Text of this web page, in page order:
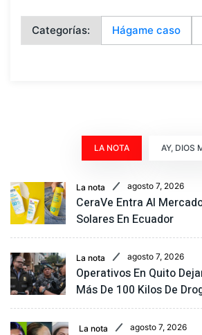
Categorías: Hágame caso
LA NOTA AY, DIOS
La nota agosto 7, 2026
CeraVe Entra Al
Solares En Ecuador
La nota agosto 7, 2026
Operativos En Quito
Más De 100 Kilos De
La nota agosto 7, 2026